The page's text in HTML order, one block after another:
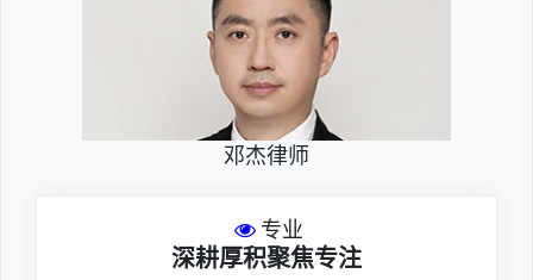
邓杰律师
专业
深耕厚积聚焦专注